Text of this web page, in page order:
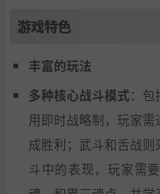
游戏特色
丰富的玩法
多种核心战斗模式：
用即时战略制，玩家
成胜利；武斗和舌战
斗中的表现，玩家需